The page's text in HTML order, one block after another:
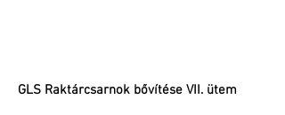
GLS Raktárcsarnok bővítése VII. ütem